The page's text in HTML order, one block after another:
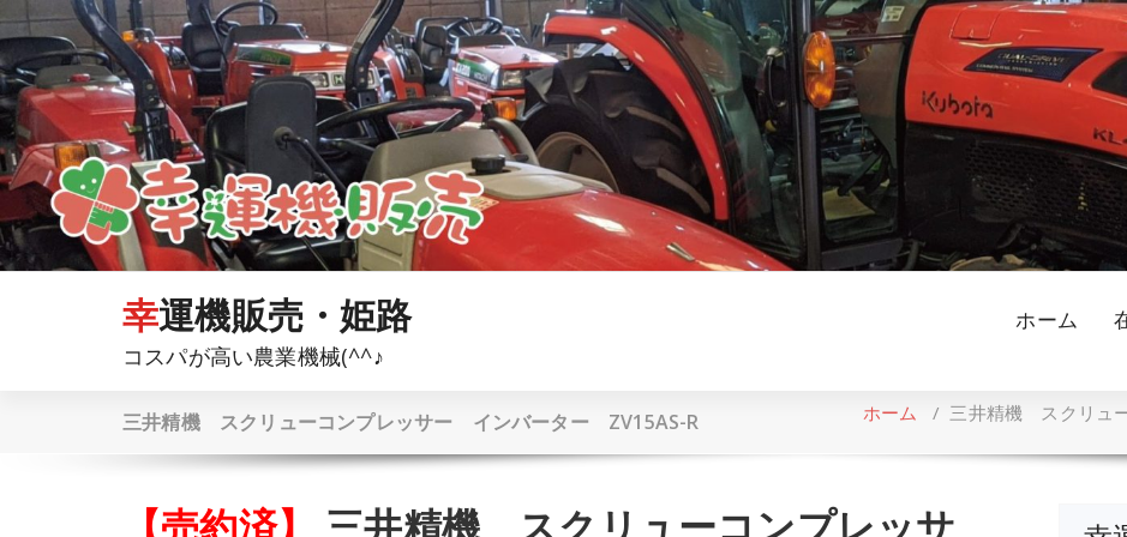
ン
テ
ン
ツ
へ
ス
キ
プ
幸運機販売・姫路
コスパが高い農業機械(^^♪
ホーム
三井精機 スクリューコンプレッサー インバーター ZV15AS-R ホーム / 三井精機 スクリュ
【売約済】 三井精機 スクリューコンプレッサ